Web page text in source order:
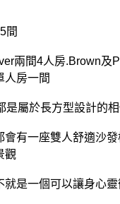
間
兩間4人房.Brown及
人房一間
是屬於長方型設計的
會有一座雙人舒適沙
觀
就是一個可以讓身心